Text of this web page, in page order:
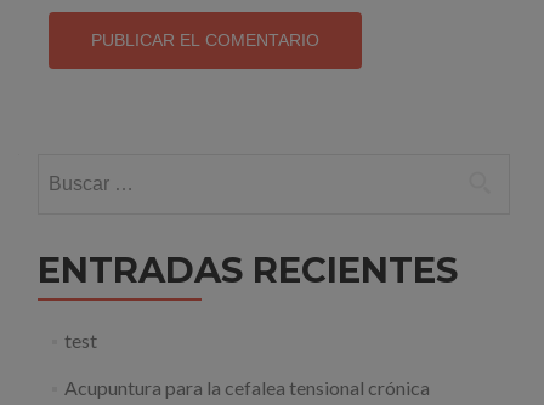
ENTRADAS RECIENTES
test
Acupuntura para la cefalea tensional crónica